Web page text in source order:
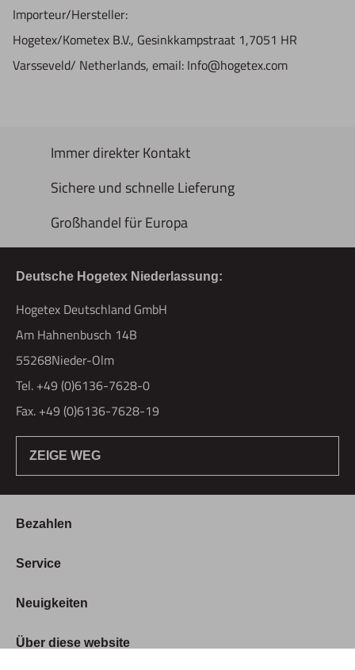
Importeur/Hersteller:
Hogetex/Kometex B.V., Gesinkkampstraat 1,7051 HR
Varsseveld/ Netherlands, email: Info@hogetex.com
Immer direkter Kontakt
Sichere und schnelle Lieferung
Großhandel für Europa
Deutsche Hogetex Niederlassung:
Hogetex Deutschland GmbH
Am Hahnenbusch 14B
55268Nieder-Olm
Tel. +49 (0)6136-7628-0
Fax. +49 (0)6136-7628-19
ZEIGE WEG
Bezahlen
Bestellung & Zahlung
Vertrag widerrufen
Lieferzeiten
Service
Über Hogetex
Kundenservice
Neuigkeiten
Messen
Über diese website